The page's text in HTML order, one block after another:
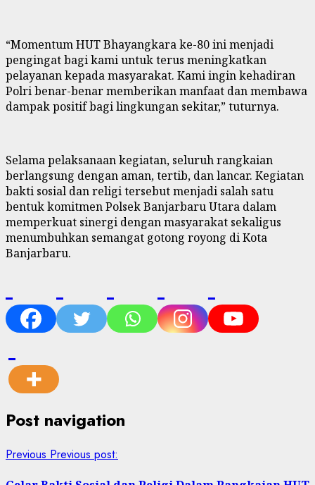
“Momentum HUT Bhayangkara ke-80 ini menjadi
pengingat bagi kami untuk terus meningkatkan
pelayanan kepada masyarakat. Kami ingin kehadiran
Polri benar-benar memberikan manfaat dan membawa
dampak positif bagi lingkungan sekitar,” tuturnya.
Selama pelaksanaan kegiatan, seluruh rangkaian
berlangsung dengan aman, tertib, dan lancar. Kegiatan
bakti sosial dan religi tersebut menjadi salah satu
bentuk komitmen Polsek Banjarbaru Utara dalam
memperkuat sinergi dengan masyarakat sekaligus
menumbuhkan semangat gotong royong di Kota
Banjarbaru.
Post navigation
Previous Previous post: